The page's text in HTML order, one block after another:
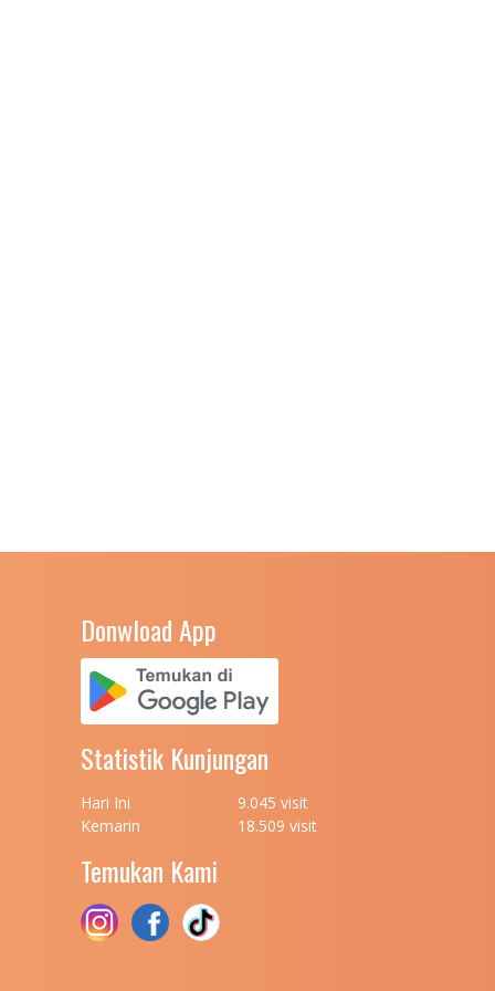
UNIVERSITAS NEGERI
UNIVERSITAS NEGERI
MANADO
UNIVERSITAS NEGERI MEDAN
UNIVERSITAS NEGERI
PADANG
UNIVERSITAS NEGERI
YOGYAKARTA
UNIVERSITAS NUSA CENDANA
Donwload App
Statistik Kunjungan
Hari Ini
9.045 visit
Kemarin
18.509 visit
Temukan Kami